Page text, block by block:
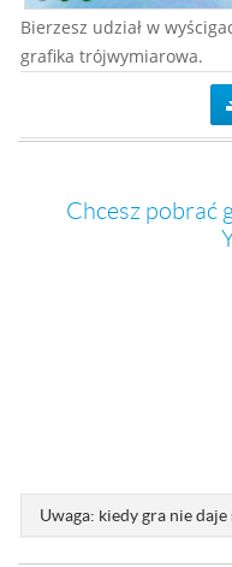
Bierzesz udział w
grafika trójwymiarowa.
Chcesz pobrać
Uwaga: kiedy gra nie